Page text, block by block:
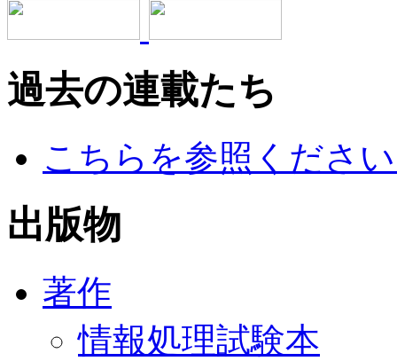
過去の連載たち
こちらを参照くださ
出版物
著作
情報処理試験本